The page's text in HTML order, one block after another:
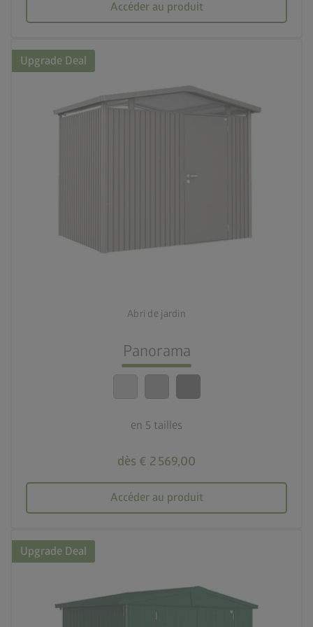
Accéder au produit
Abri de jardin
Panorama
en 5 tailles
dès € 2 569,00
Accéder au produit
3 couleurs
Le meilleur niveau de sécurité
calendar_month
Upgrade Deal
Upgrade Deal